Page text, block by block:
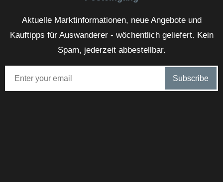
Aktuelle Marktinformationen, neue Angebote und
Kauftipps für Auswanderer - wöchentlich geliefert. Kein
Spam, jederzeit abbestellbar.